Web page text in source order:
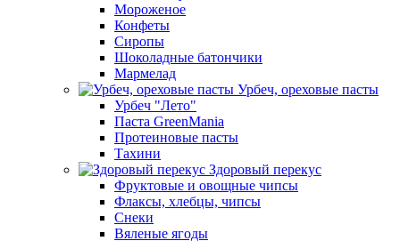
Мороженое
Конфеты
Сиропы
Шоколадные батончики
Мармелад
Урбеч, ореховые пасты
Урбеч "Лето"
Паста GreenMania
Протеиновые пасты
Тахини
Здоровый перекус
Фруктовые и овощные чипсы
Флаксы, хлебцы, чипсы
Снеки
Вяленые ягоды